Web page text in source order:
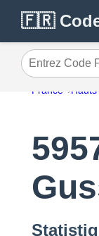
🇫🇷
Entrez Code
France